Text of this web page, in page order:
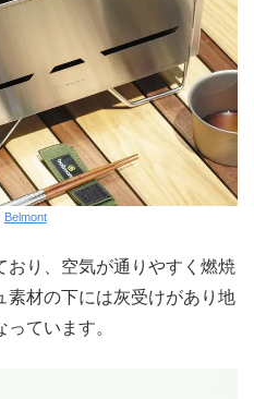
Belmont
おり、空気が通りやすく燃焼
素材の下には灰受けがあり地
ています。